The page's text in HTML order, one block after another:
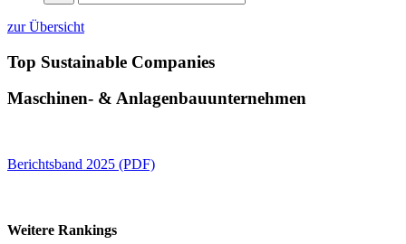
zur Übersicht
Top Sustainable Companies
Maschinen- & Anlagenbauunternehmen
Berichtsband 2025 (PDF)
Weitere Rankings